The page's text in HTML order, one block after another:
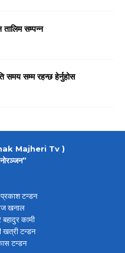
तालिम सम्पन्न
समय सम्म रहन्छ हेर्नुहोस
Majheri Tv )
टन्डन
खनाल
बहादुर कामी
खत्री टन्डन
टन्डन